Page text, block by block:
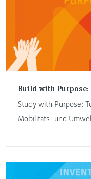
Build with Purpose:
Study with Purpose:
Mobilitäts- und